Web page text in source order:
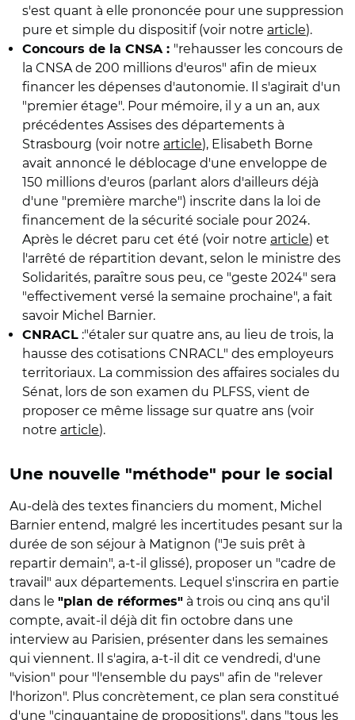
s'est quant à elle prononcée pour une suppression
pure et simple du dispositif (voir notre article).
Concours de la CNSA : "rehausser les concours de
la CNSA de 200 millions d'euros" afin de mieux
financer les dépenses d'autonomie. Il s'agirait d'un
"premier étage". Pour mémoire, il y a un an, aux
précédentes Assises des départements à
Strasbourg (voir notre article), Elisabeth Borne
avait annoncé le déblocage d'une enveloppe de
150 millions d'euros (parlant alors d'ailleurs déjà
d'une "première marche") inscrite dans la loi de
financement de la sécurité sociale pour 2024.
Après le décret paru cet été (voir notre article) et
l'arrêté de répartition devant, selon le ministre des
Solidarités, paraître sous peu, ce "geste 2024" sera
"effectivement versé la semaine prochaine", a fait
savoir Michel Barnier.
CNRACL :"étaler sur quatre ans, au lieu de trois, la
hausse des cotisations CNRACL" des employeurs
territoriaux. La commission des affaires sociales du
Sénat, lors de son examen du PLFSS, vient de
proposer ce même lissage sur quatre ans (voir
notre article).
Une nouvelle "méthode" pour le social
Au-delà des textes financiers du moment, Michel
Barnier entend, malgré les incertitudes pesant sur la
durée de son séjour à Matignon ("Je suis prêt à
repartir demain", a-t-il glissé), proposer un "cadre de
travail" aux départements. Lequel s'inscrira en partie
dans le "plan de réformes" à trois ou cinq ans qu'il
compte, avait-il déjà dit fin octobre dans une
interview au Parisien, présenter dans les semaines
qui viennent. Il s'agira, a-t-il dit ce vendredi, d'une
"vision" pour "l'ensemble du pays" afin de "relever
l'horizon". Plus concrètement, ce plan sera constitué
d'une "cinquantaine de propositions", dans "tous les